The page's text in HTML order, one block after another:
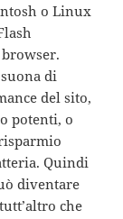
o Linux
di
del sito,
potenti, o
Quindi
diventare
che